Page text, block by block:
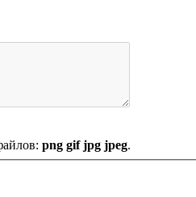
png gif jpg jpeg.